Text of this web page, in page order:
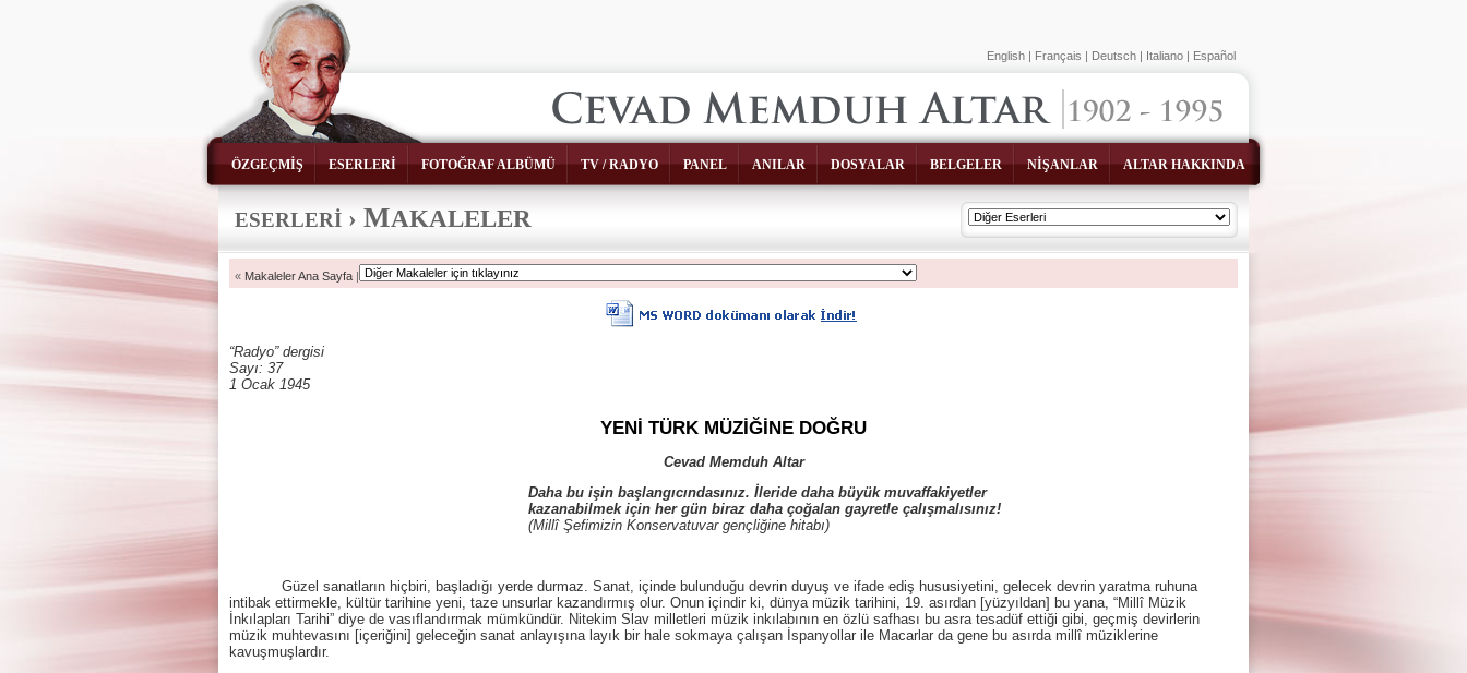
ÖZGEÇMİŞ ESERLERİ FOTOĞRAF ALBÜMÜ TV / RADYO PANEL ANILAR DOSYALAR BELGELER NİŞANLAR ALTAR HAKKINDA
English | Français | Deutsch | Italiano | Español
ESERLERİ › MAKALELER
« Makaleler Ana Sayfa |
“Radyo” dergisi
Sayı: 37
1 Ocak 1945
YENİ TÜRK MÜZİĞİNE DOĞRU
Cevad Memduh Altar
Daha bu işin başlangıcındasınız. İleride daha büyük muvaffakiyetler
kazanabilmek için her gün biraz daha çoğalan gayretle çalışmalısınız!
(Millî Şefimizin Konservatuvar gençliğine hitabı)
Güzel sanatların hiçbiri, başladığı yerde durmaz. Sanat, içinde bulunduğu devrin duyuş ve ifade ediş hususiyetini, gelecek devrin yaratma ruhuna
intibak ettirmekle, kültür tarihine yeni, taze unsurlar kazandırmış olur. Onun içindir ki, dünya müzik tarihini, 19. asırdan [yüzyıldan] bu yana, “Millî Müzik
İnkılapları Tarihi” diye de vasıflandırmak mümkündür. Nitekim Slav milletleri müzik inkılabının en özlü safhası bu asra tesadüf ettiği gibi, geçmiş devirlerin
müzik muhtevasını [içeriğini] geleceğin sanat anlayışına layık bir hale sokmaya çalışan İspanyollar ile Macarlar da gene bu asırda millî müziklerine
kavuşmuşlardır.